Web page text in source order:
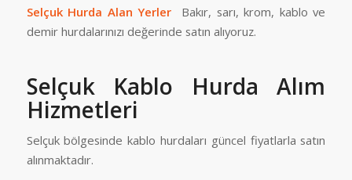
Selçuk Hurda Alan Yerler
Bakır, sarı, krom, kablo ve
demir hurdalarınızı değerinde satın alıyoruz.
Selçuk Kablo Hurda Alım
Hizmetleri
Selçukbölgesinde kablo hurdaları güncel fiyatlarla satın
alınmaktadır.